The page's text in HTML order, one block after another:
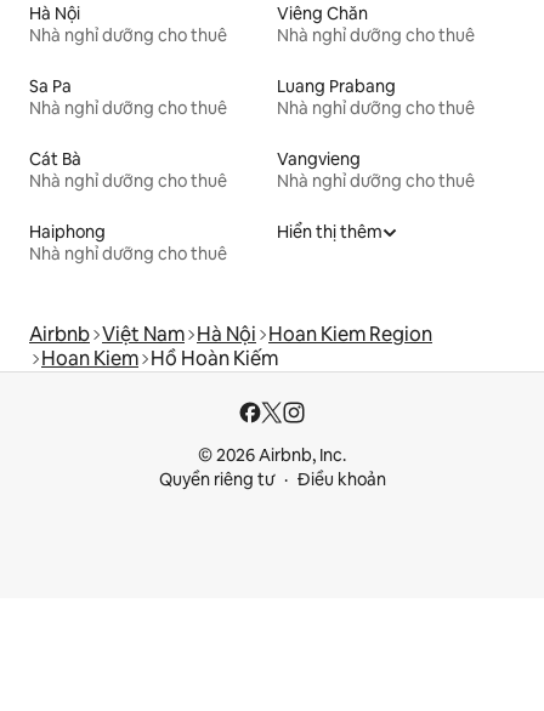
Hà Nội
Nhà nghỉ dưỡng cho thuê
Viêng Chăn
Nhà nghỉ dưỡng cho thuê
Sa Pa
Nhà nghỉ dưỡng cho thuê
Luang Prabang
Nhà nghỉ dưỡng cho thuê
Cát Bà
Nhà nghỉ dưỡng cho thuê
Vangvieng
Nhà nghỉ dưỡng cho thuê
Haiphong
Nhà nghỉ dưỡng cho thuê
Hiển thị thêm
Airbnb Việt Nam Hà Nội Hoan Kiem Region
Hoan Kiem Hồ Hoàn Kiếm
© 2026 Airbnb, Inc.
Quyền riêng tư
Điều khoản